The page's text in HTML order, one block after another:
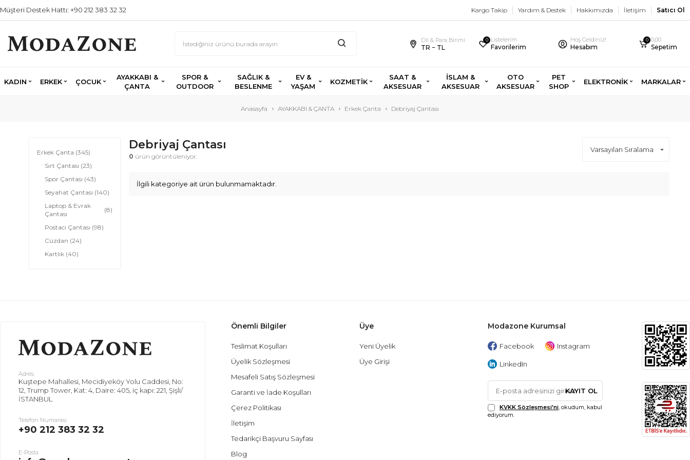
Müşteri Destek Hattı: +90 212 383 32 32 Kargo Takip Yardım & Destek Hakkımızda İletişim Satıcı Ol
Dil & Para Birimi
TR − TL
0 Listelerim
Favorilerim
Hoş Geldiniz!
Hesabım
0 0,00
Sepetim
KADIN ERKEK ÇOCUK
AYAKKABI &
ÇANTA
SPOR &
OUTDOOR
SAĞLIK &
BESLENME
EV &
YAŞAM
KOZMETİK
SAAT &
AKSESUAR
İSLAM &
AKSESUAR
OTO
AKSESUAR
PET
SHOP
ELEKTRONİK MARKALAR
Anasayfa AYAKKABI & ÇANTA Erkek Çanta Debriyaj Çantası
Erkek Çanta (345)
Sırt Çantası (23)
Spor Çantası (43)
Seyahat Çantası (140)
Laptop & Evrak
Çantası
(8)
Postacı Çantası (98)
Cüzdan (24)
Kartlık (40)
Debriyaj Çantası
0 ürün görüntüleniyor.
İlgili kategoriye ait ürün bulunmamaktadır.
Adres
Kuştepe Mahallesi, Mecidiyeköy Yolu Caddesi, No:
12, Trump Tower, Kat: 4, Daire: 405, iç kapı: 221, Şişli/
İSTANBUL
Telefon Numarası
+90 212 383 32 32
E-Posta
Önemli Bilgiler
Teslimat Koşulları
Üyelik Sözleşmesi
Mesafeli Satış Sözleşmesi
Garanti ve İade Koşulları
Çerez Politikası
İletişim
Tedarikçi Başvuru Sayfası
Blog
Üye
Yeni Üyelik
Üye Girişi
Modazone Kurumsal
Facebook Instagram
LinkedIn
KAYIT OL
KVKK Sözleşmesi'ni, okudum, kabul
ediyorum.